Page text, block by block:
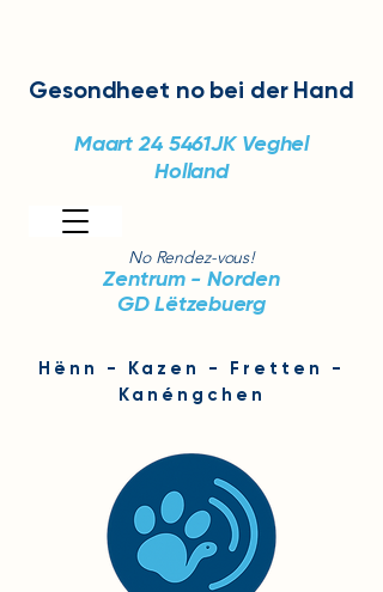
No Rendez-vous!
Zentrum - Norden
GD Lëtzebuerg
Gesondheet no bei der Hand
Hënn - Kazen - Fretten -
Kanéngchen
Maart 24 5461JK Veghel
Holland